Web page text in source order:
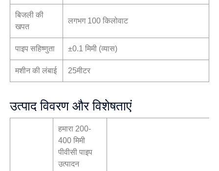
बिजली की
खपत
लगभग 100 किलोवाट
पाइप सहिष्णुता ±0.1 मिमी (व्यास)
मशीन की लंबाई 25मीटर
उत्पाद विवरण और विशेषताएं
हमारा 200-
400 मिमी
पीवीसी पाइप
उत्पादन